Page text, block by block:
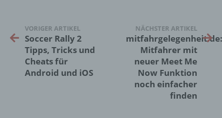
VORIGER ARTIKEL
Soccer Rally 2
Tipps, Tricks und
Cheats für
Android und iOS
NÄCHSTER ARTIKEL
mitfahrgelegenheit.de:
Mitfahrer mit
neuer Meet Me
Now Funktion
noch einfacher
finden
Verantwortlicher
Verantwortlicher oder für die Verarbeitung
Verantwortlicher ist die natürliche oder
juristische Person, Behörde, Einrichtung
oder andere Stelle, die allein oder
gemeinsam mit anderen über die Zwecke